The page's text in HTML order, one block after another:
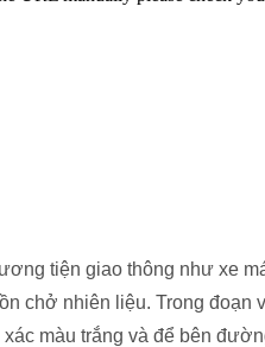
tiện giao thông như xe
chở nhiên liệu. Trong
màu trắng và để bên